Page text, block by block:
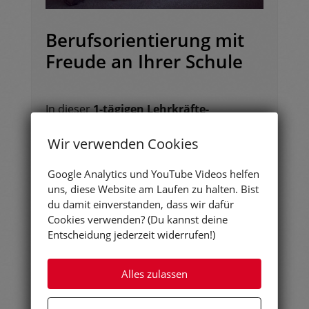
Berufsorientierung mit
Freude an Ihrer Schule
In dieser1-tägigen Lehrkräfte-
Methoden zur Berufsorientierung
durchführe. Die einzelnen Module
können flexibel in den Unterricht
undSchulalltag integriert werden.
Berufsorientierung an Ihrer Schule mit
Freude und Begeisterung durchgeführt
Wir verwenden Cookies
Google Analytics und YouTube Videos helfen
uns, diese Website am Laufen zu halten. Bist
du damit einverstanden, dass wir dafür
Cookies verwenden? (Du kannst deine
Entscheidung jederzeit widerrufen!)
Alles zulassen